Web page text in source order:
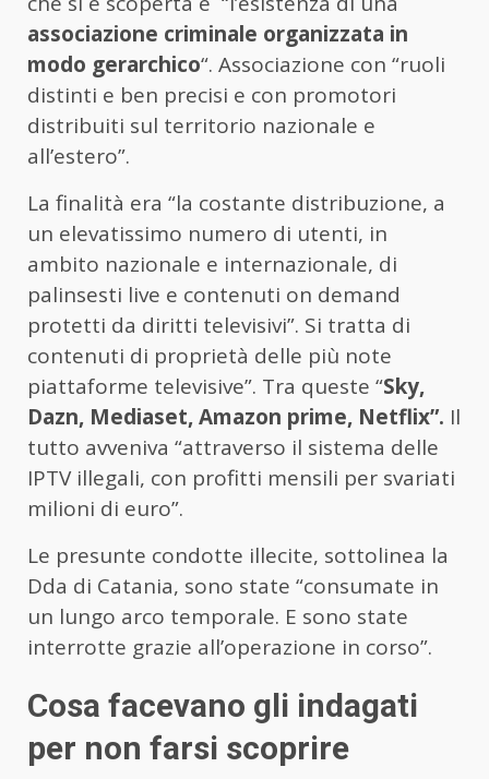
associazione criminale organizzata in
modo gerarchico“. Associazione con “ruoli
distinti e ben precisi e con promotori
distribuiti sul territorio nazionale e
all’estero”.
La finalità era “la costante distribuzione, a
un elevatissimo numero di utenti, in
ambito nazionale e internazionale, di
palinsesti live e contenuti on demand
protetti da diritti televisivi”. Si tratta di
contenuti di proprietà delle più note
piattaforme televisive”. Tra queste “Sky,
Dazn, Mediaset, Amazon prime, Netflix”. Il
tutto avveniva “attraverso il sistema delle
IPTV illegali, con profitti mensili per svariati
milioni di euro”.
Le presunte condotte illecite, sottolinea la
Dda di Catania, sono state “consumate in
un lungo arco temporale. E sono state
interrotte grazie all’operazione in corso”.
Cosa facevano gli indagati
per non farsi scoprire